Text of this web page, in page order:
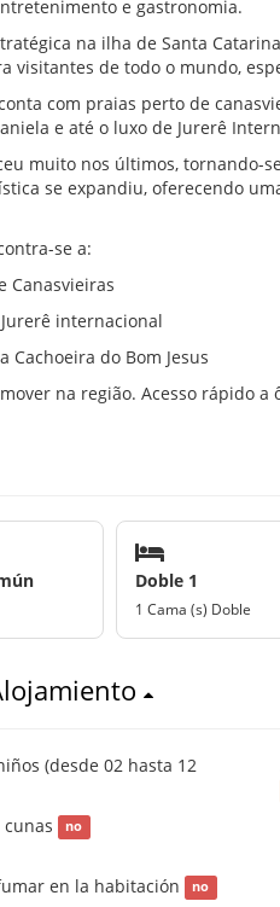
e gastronomia.
na ilha de Santa
visitantes de todo o mundo,
com praias perto de
e até o luxo de Jurerê
muito nos últimos, tornando-
se expandiu, oferecendo
se a:
Canasvieiras
internacional
Cachoeira do Bom Jesus
na região. Acesso rápido a
Doble 1
1 Cama (s) Doble
(desde 02 hasta 12
no
en la habitación no